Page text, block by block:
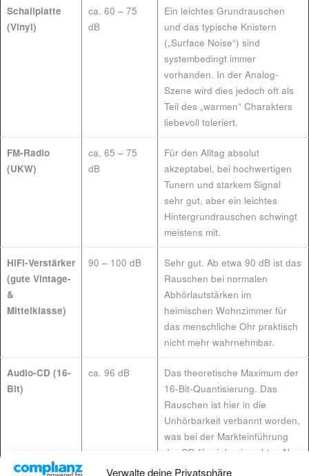
Verwalte deine Privatsphäre
Schallplatte
(Vinyl)
ca. 60 – 75
dB
Ein leichtes Grundrauschen
und das typische Knistern
(„Surface Noise“) sind
systembedingt immer
vorhanden. In der Analog-
Szene wird dies jedoch oft als
Teil des „warmen“ Charakters
liebevoll toleriert.
FM-Radio
(UKW)
ca. 65 – 75
dB
Für den Alltag absolut
akzeptabel, bei hochwertigen
Tunern und starkem Signal
sehr gut, aber ein leichtes
Hintergrundrauschen schwingt
meistens mit.
HiFi-Verstärker
(gute Vintage-
&
Mittelklasse)
90 – 100 dB
Sehr gut. Ab etwa 90 dB ist das
Rauschen bei normalen
Abhörlautstärken im
heimischen Wohnzimmer für
das menschliche Ohr praktisch
nicht mehr wahrnehmbar.
Audio-CD (16-
Bit)
ca. 96 dB
Das theoretische Maximum der
16-Bit-Quantisierung. Das
Rauschen ist hier in die
Unhörbarkeit verbannt worden,
was bei der Markteinführung
der CD für viele ein echter Aha-
Moment war.